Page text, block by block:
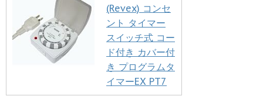
(Revex) コンセ
ント タイマー
スイッチ式 コー
ド付き カバー付
き プログラムタ
イマーEX PT7